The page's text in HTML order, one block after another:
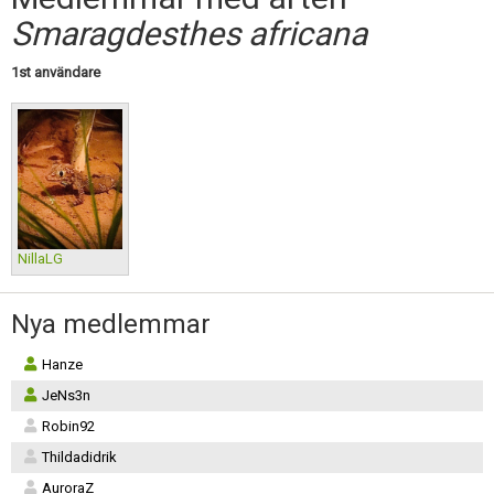
Smaragdesthes africana
1st användare
NillaLG
Nya medlemmar
Hanze
JeNs3n
Robin92
Thildadidrik
AuroraZ